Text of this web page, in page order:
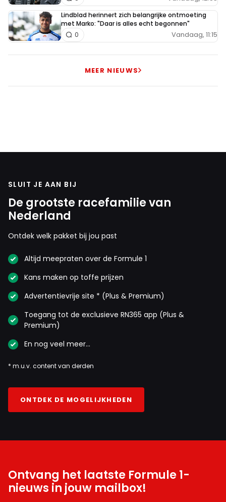
Lindblad herinnert zich belangrijke ontmoeting
met Marko: "Daar is alles echt begonnen"
Vandaag, 11:15
0
MEER NIEUWS
SLUIT JE AAN BIJ
De grootste racefamilie van
Nederland
Ontdek welk pakket bij jou past
Altijd meepraten over de Formule 1
Kans maken op toffe prijzen
Advertentievrije site * (Plus & Premium)
Toegang tot de exclusieve RN365 app (Plus &
Premium)
En nog veel meer…
* m.u.v. content van derden
ONTDEK DE MOGELIJKHEDEN
Ontvang het laatste Formule 1-
nieuws in jouw mailbox!